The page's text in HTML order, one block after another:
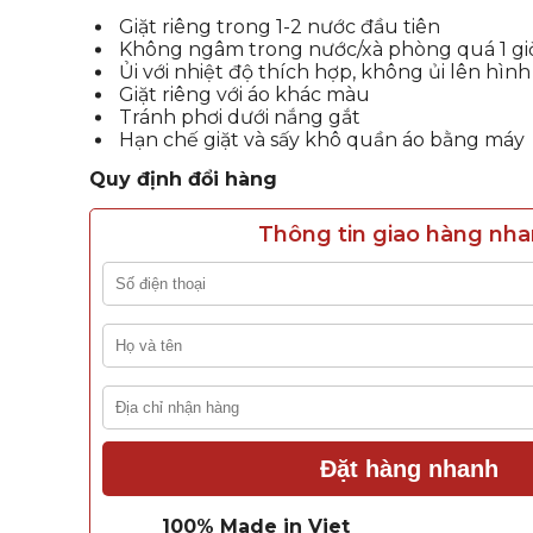
Giặt riêng trong 1-2 nước đầu tiên
Không ngâm trong nước/xà phòng quá 1
Ủi với nhiệt độ thích hợp, không ủi lên
Giặt riêng với áo khác màu
Tránh phơi dưới nắng gắt
Hạn chế giặt và sấy khô quần áo bằng máy
Quy định đổi hàng
Thông tin giao hàng
Đặt hàng nhanh
100% Made in Viet